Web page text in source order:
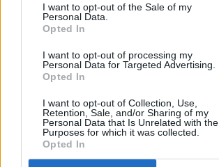
I want to opt-out of the Sale of my
Personal Data.
Opted In
I want to opt-out of processing my
Personal Data for Targeted Advertising.
Opted In
I want to opt-out of Collection, Use,
Retention, Sale, and/or Sharing of my
Personal Data that Is Unrelated with the
Purposes for which it was collected.
Opted In